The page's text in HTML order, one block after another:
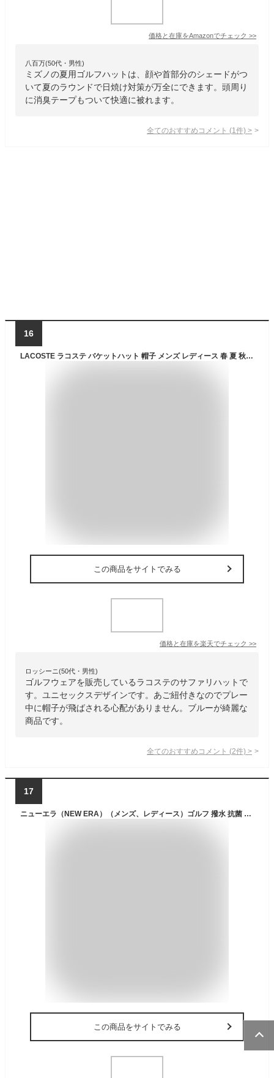
価格と在庫をAmazonでチェック >>
八百万(50代・男性)
ミズノの夏用ゴルフハットは、顔や首部分のシェードがつ
いて夏のラウンドで日焼け対策が万全にできます。頭周り
に消臭テープもついて快適に被れます。
全てのおすすめコメント (1 件) >
16
LACOSTE ラコステ バケットハット 帽子 メンズ レディース 春 夏 秋 冬 サファリハット カジュアル シンプル ロゴ アウトドア タウンユース ユニセックス オールシーズン LACOSTE GOLF CLUB BUCKET HAT(ラコステゴルフクラブバケットハット) L1290 ブルー 父の日ギフト 2026
この商品をサイトでみる
価格と在庫を楽天でチェック >>
ロッシーニ(50代・男性)
ゴルフウェアを販売しているラコステのサファリハットで
す。ユニセックスデザインです。あご紐付きなのでプレー
中に帽子が飛ばされる心配がありません。ブルーが綺麗な
商品です。
全てのおすすめコメント (2件) >
17
ニューエラ（NEW ERA）（メンズ、レディース）ゴルフ 撥水 抗菌 2WAY アドベンチャーハット サンシェード メッシュ PROLIGHT 14666112 14666113
この商品をサイトでみる